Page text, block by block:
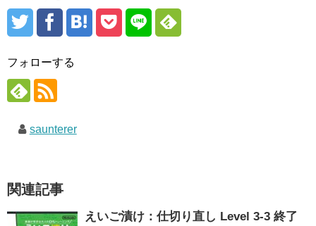
フォローする
saunterer
関連記事
えいご漬け：仕切り直し Level 3-3 終了